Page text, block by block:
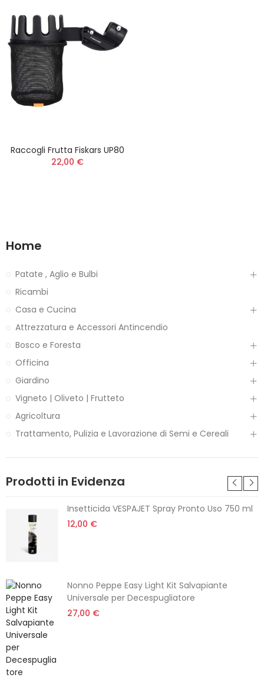
Raccogli Frutta Fiskars UP80
22,00 €
Home
Patate , Aglio e Bulbi
Ricambi
Casa e Cucina
Attrezzatura e Accessori Antincendio
Bosco e Foresta
Officina
Giardino
Vigneto | Oliveto | Frutteto
Agricoltura
Trattamento, Pulizia e Lavorazione di Semi e Cereali
Prodotti in Evidenza
Insetticida VESPAJET Spray Pronto Uso 750 ml
12,00 €
Nonno Peppe Easy Light Kit Salvapiante
Universale per Decespugliatore
27,00 €